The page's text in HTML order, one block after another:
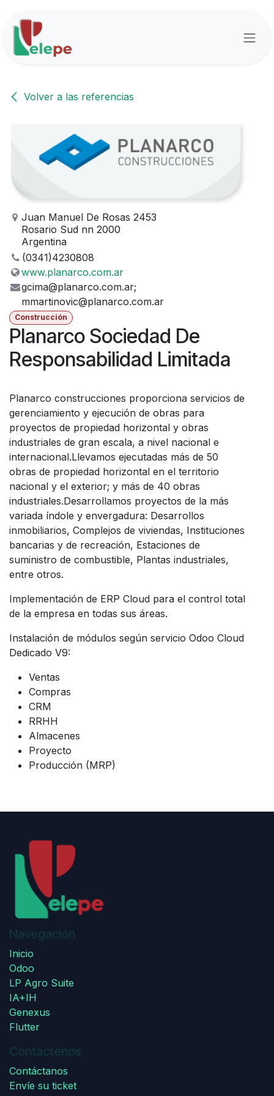
Volver a las referencias
Juan Manuel De Rosas 2453
Rosario Sud nn 2000
Argentina
(0341)4230808
www.planarco.com.ar
gcima@planarco.com.ar;
mmartinovic@planarco.com.ar
Construcción
Planarco Sociedad De
Responsabilidad Limitada
Planarco construcciones proporciona servicios de
gerenciamiento y ejecución de obras para
proyectos de propiedad horizontal y obras
industriales de gran escala, a nivel nacional e
internacional.Llevamos ejecutadas más de 50
obras de propiedad horizontal en el territorio
nacional y el exterior; y más de 40 obras
industriales.Desarrollamos proyectos de la más
variada índole y envergadura: Desarrollos
inmobiliarios, Complejos de viviendas, Instituciones
bancarias y de recreación, Estaciones de
suministro de combustible, Plantas industriales,
entre otros.
Implementación de ERP Cloud para el control total
de la empresa en todas sus áreas.
Instalación de módulos según servicio Odoo Cloud
Dedicado V9:
Ventas
Compras
CRM
RRHH
Almacenes
Proyecto
Producción (MRP)
Navegación
Inicio
Odoo
LP Agro Suite
IA+IH
Genexus
Flutter
Contáctenos
Contáctanos
Envíe su ticket